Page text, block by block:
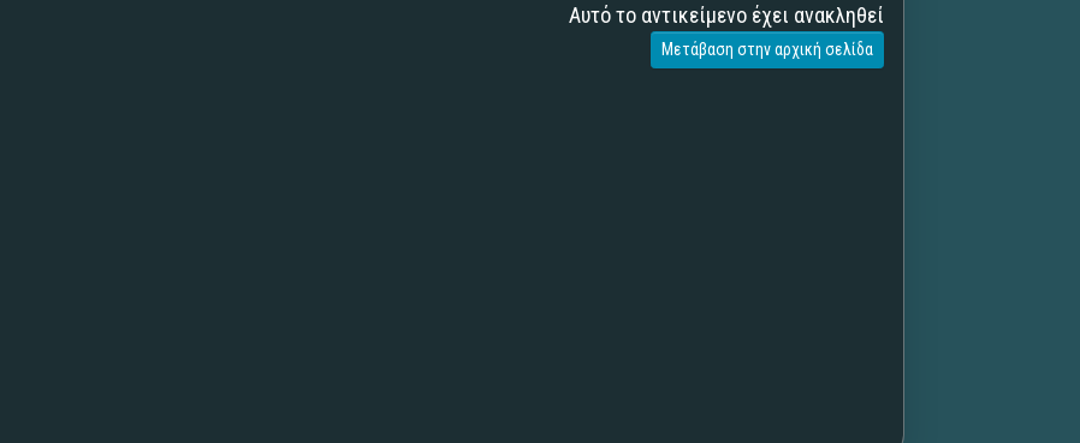
Αυτό το αντικείμενο έχει ανακληθεί
Μετάβαση στην αρχική σελίδα